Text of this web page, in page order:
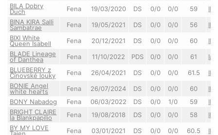
BILA Dobry
Duch Fena 19/03/2020 DS 0/0 0/0 59
BINA KIRA Salli
Sambatrae Fena 19/05/2021 DS 0/0 0/0 56
BIXI White
Queen Isabell Fena 20/12/2021 DS 0/0 0/0 60
BLADE Lineage
of Danthea Fena 11/10/2022 PDS 0/0 0/0 61
Ia/
BLUEBERRY z
Čínovské louky Fena 26/04/2021 DS 0/0 0/0 61.5
BONIE Angel
white hearts Fena 26/07/2024 DS 0/0 0/0 60
BONY Nabadog
Fena 06/03/2022 DS 0/0 1/0 59
BRIGHT CLAIRE
la Blankpapilio Fena 19/08/2018 DS 0/0 0/0 58
BY MY LOVE
Taien Fena 03/01/2021 DS 0/0 0/0 60.5